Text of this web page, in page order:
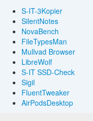
S-IT-3Kopier
SilentNotes
NovaBench
FileTypesMan
Mullvad Browser
LibreWolf
S-IT SSD-Check
Sigil
FluentTweaker
AirPodsDesktop